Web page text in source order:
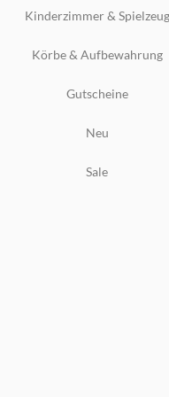
Kinderzimmer & Spielzeug
Körbe & Aufbewahrung
Gutscheine
Neu
Sale